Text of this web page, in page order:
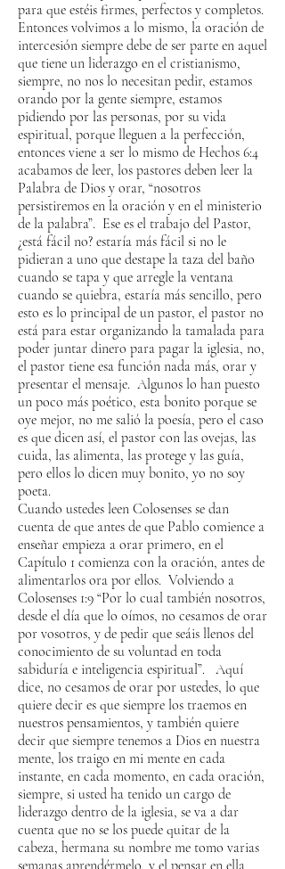
para que estéis firmes, perfectos y completos.
Entonces volvimos a lo mismo, la oración de
intercesión siempre debe de ser parte en aquel
que tiene un liderazgo en el cristianismo,
siempre, no nos lo necesitan pedir, estamos
orando por la gente siempre, estamos
pidiendo por las personas, por su vida
espiritual, porque lleguen a la perfección,
entonces viene a ser lo mismo de Hechos 6:4
acabamos de leer, los pastores deben leer la
Palabra de Dios y orar, “nosotros
persistiremos en la oración y en el ministerio
de la palabra”. Ese es el trabajo del Pastor,
¿está fácil no? estaría más fácil si no le
pidieran a uno que destape la taza del baño
cuando se tapa y que arregle la ventana
cuando se quiebra, estaría más sencillo, pero
esto es lo principal de un pastor, el pastor no
está para estar organizando la tamalada para
poder juntar dinero para pagar la iglesia, no,
el pastor tiene esa función nada más, orar y
presentar el mensaje. Algunos lo han puesto
un poco más poético, esta bonito porque se
oye mejor, no me salió la poesía, pero el caso
es que dicen así, el pastor con las ovejas, las
cuida, las alimenta, las protege y las guía,
pero ellos lo dicen muy bonito, yo no soy
poeta.
Cuando ustedes leen Colosenses se dan
cuenta de que antes de que Pablo comience a
enseñar empieza a orar primero, en el
Capítulo 1 comienza con la oración, antes de
alimentarlos ora por ellos. Volviendo a
Colosenses 1:9 “Por lo cual también nosotros,
desde el día que lo oímos, no cesamos de orar
por vosotros, y de pedir que seáis llenos del
conocimiento de su voluntad en toda
sabiduría e inteligencia espiritual”. Aquí
dice, no cesamos de orar por ustedes, lo que
quiere decir es que siempre los traemos en
nuestros pensamientos, y también quiere
decir que siempre tenemos a Dios en nuestra
mente, los traigo en mi mente en cada
instante, en cada momento, en cada oración,
siempre, si usted ha tenido un cargo de
liderazgo dentro de la iglesia, se va a dar
cuenta que no se los puede quitar de la
cabeza, hermana su nombre me tomo varias
semanas aprendérmelo, y el pensar en ella